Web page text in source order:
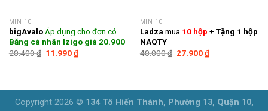
MIN 10
bigAvalo Áp dụng cho đơn có
Băng cá nhân Izigo giá 20.900
20.400₫ Giá
11.990₫Giá
hiện
MIN 10
Ladza mua 10 hộp + Tặng 1 hộp
NAQTY
40.000₫ Giá
27.900₫Giá
hiện
Copyright 2026 © 134 Tô Hiến Thành, Phường 13, Quận 10,